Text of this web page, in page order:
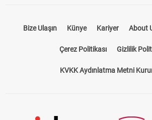
Bize Ulaşın Künye Kariyer About
Çerez Politikası Gizlilik
KVKK Aydınlatma Metni